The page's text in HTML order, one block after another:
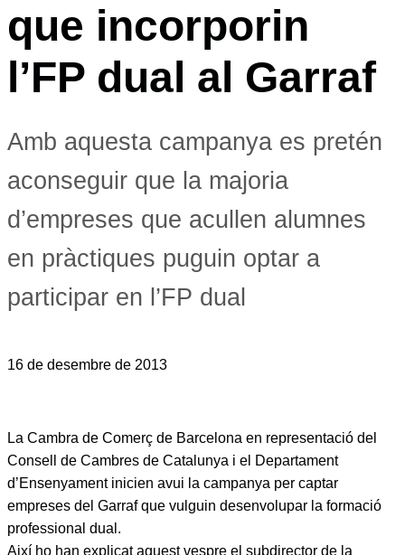
que incorporin
l’FP dual al Garraf
Amb aquesta campanya es pretén
aconseguir que la majoria
d’empreses que acullen alumnes
en pràctiques puguin optar a
participar en l’FP dual
16 de desembre de 2013
La Cambra de Comerç de Barcelona en representació del
Consell de Cambres de Catalunya i el Departament
d’Ensenyament inicien avui la campanya per captar
empreses del Garraf que vulguin desenvolupar la formació
professional dual.
Així ho han explicat aquest vespre el subdirector de la